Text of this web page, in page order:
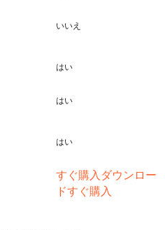
いいえ
はい
はい
はい
すぐ購入 ダウンロー
ドすぐ購入